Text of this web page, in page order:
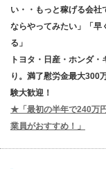
い・・もっと稼げる会社
ならやってみたい」「早
る」
トヨタ・日産・ホンダ
り。満了慰労金最大300
験大歓迎！
★「最初の半年で240万
業員がおすすめ！」